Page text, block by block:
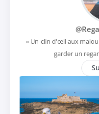
« Un clin d'œil aux
garder un